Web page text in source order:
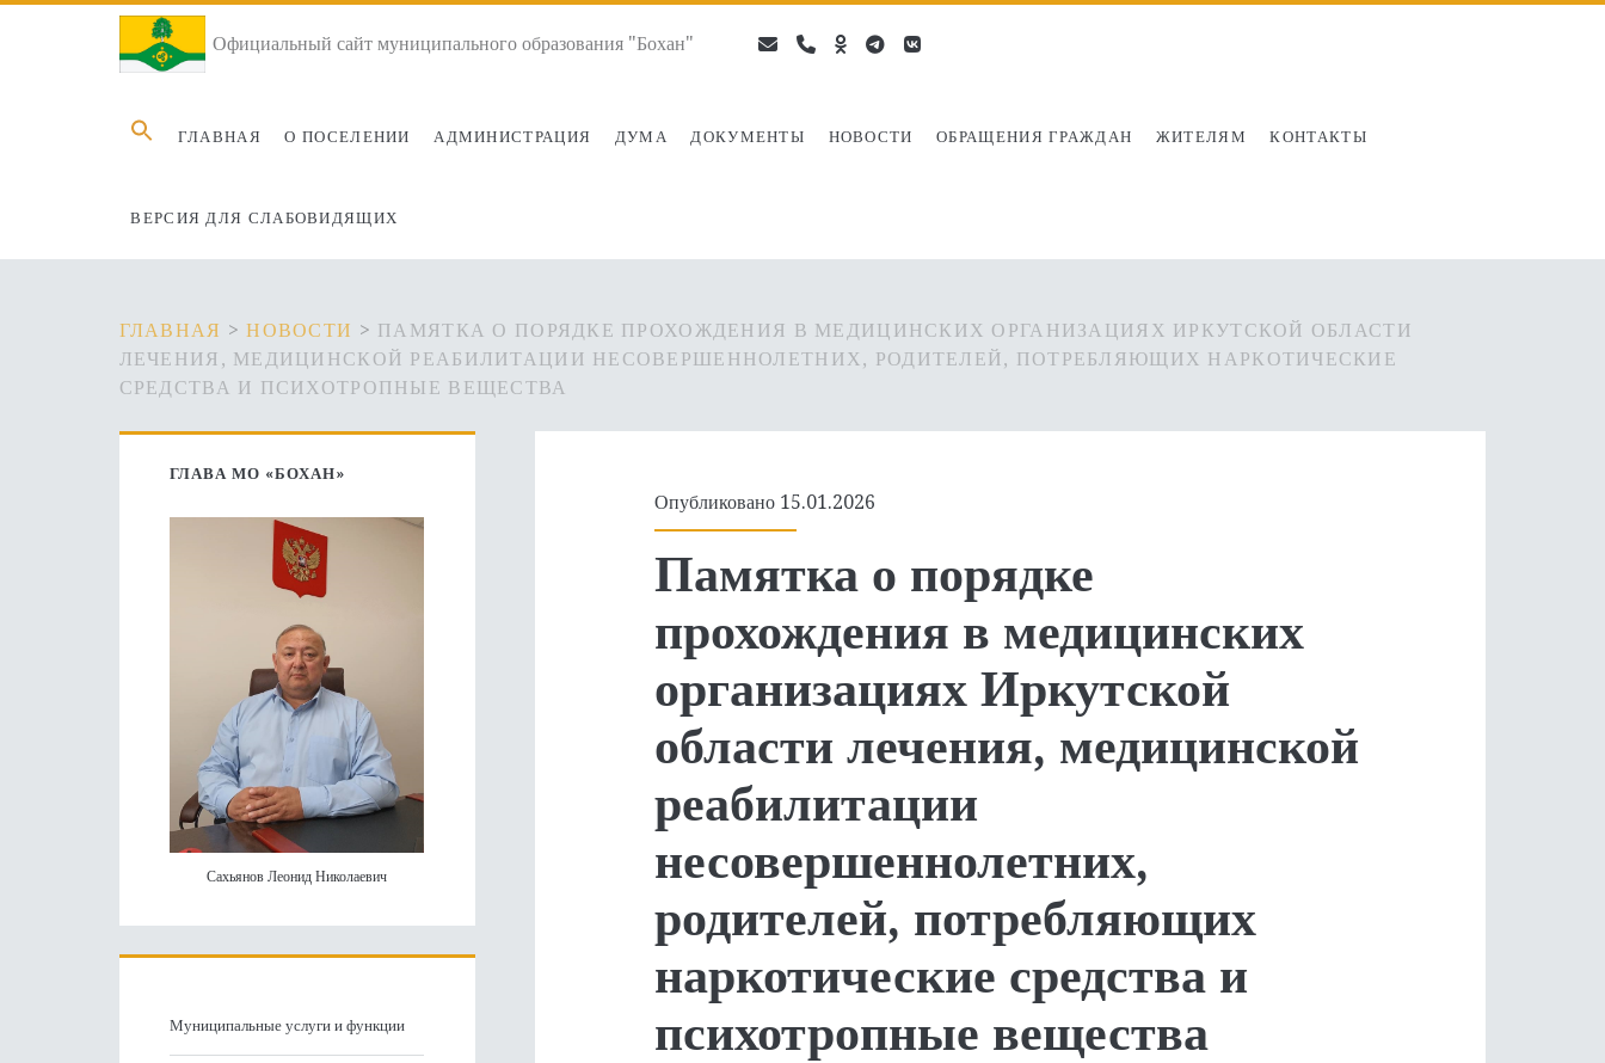
Официальный сайт муниципального образования "Бохан"
Search
for:
ГЛАВНАЯ О ПОСЕЛЕНИИ АДМИНИСТРАЦИЯ ДУМА ДОКУМЕНТЫ НОВОСТИ ОБРАЩЕНИЯ ГРАЖДАН ЖИТЕЛЯМ КОНТАКТЫ
ВЕРСИЯ ДЛЯ СЛАБОВИДЯЩИХ
emailphone
ok- telegram
vk
ГЛАВНАЯ >НОВОСТИ > ПАМЯТКА О ПОРЯДКЕ ПРОХОЖДЕНИЯ В МЕДИЦИНСКИХ ОРГАНИЗАЦИЯХ ИРКУТСКОЙ ОБЛАСТИ
ЛЕЧЕНИЯ, МЕДИЦИНСКОЙ РЕАБИЛИТАЦИИ НЕСОВЕРШЕННОЛЕТНИХ, РОДИТЕЛЕЙ, ПОТРЕБЛЯЮЩИХ НАРКОТИЧЕСКИЕ
СРЕДСТВА И ПСИХОТРОПНЫЕ ВЕЩЕСТВА
Опубликовано 15.01.2026
Памятка о порядке
прохождения в медицинских
организациях Иркутской
области лечения, медицинской
реабилитации
несовершеннолетних,
родителей, потребляющих
наркотические средства и
психотропные вещества
Основная
боковая
ГЛАВА МО «БОХАН»
Сахьянов Леонид Николаевич
Муниципальные услуги и функции